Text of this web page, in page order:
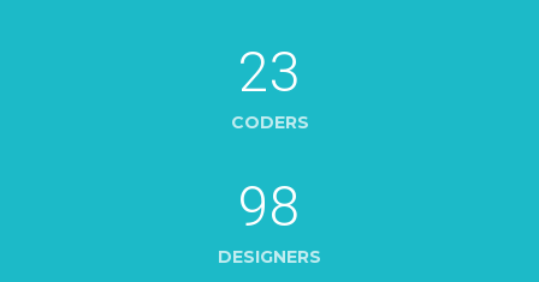
23
CODERS
98
DESIGNERS